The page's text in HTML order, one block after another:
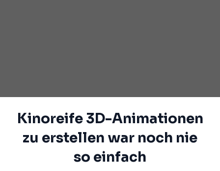
Kinoreife 3D-Animationen
zu erstellen war noch nie
so einfach